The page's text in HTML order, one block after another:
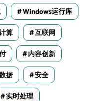
Windows运行库
算 互联网
内容创新
据 安全
实时处理